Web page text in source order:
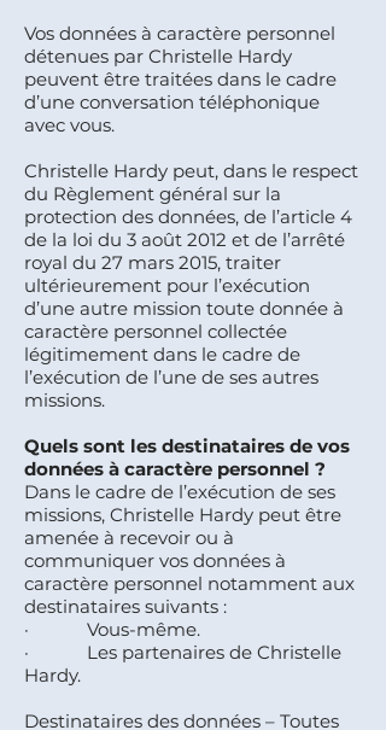
Vos données à caractère personnel
détenues par Christelle Hardy
peuvent être traitées dans le cadre
d’une conversation téléphonique
avec vous.
Christelle Hardy peut, dans le respect
du Règlement général sur la
protection des données, de l’article 4
de la loi du 3 août 2012 et de l’arrêté
royal du 27 mars 2015, traiter
ultérieurement pour l’exécution
d’une autre mission toute donnée à
caractère personnel collectée
légitimement dans le cadre de
l’exécution de l’une de ses autres
missions.
Quels sont les destinataires de vos
données à caractère personnel ?
Dans le cadre de l’exécution de ses
missions, Christelle Hardy peut être
amenée à recevoir ou à
communiquer vos données à
caractère personnel notamment aux
destinataires suivants :
· Vous-même.
· Les partenaires de Christelle
Hardy.
Destinataires des données – Toutes